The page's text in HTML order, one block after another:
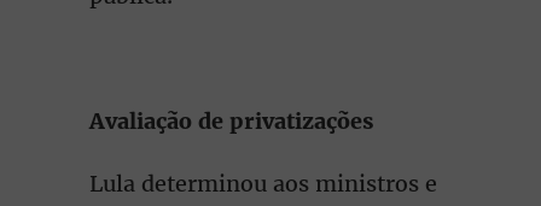
Avaliação de privatizações
Lula determinou aos ministros e